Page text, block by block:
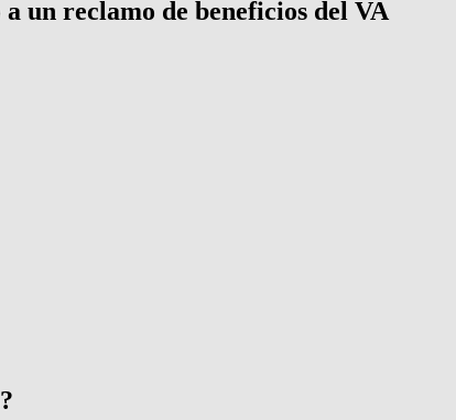
un reclamo de beneficios del VA